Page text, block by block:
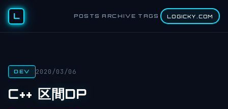
L POSTS ARCHIVE TAGS LOGICKY.COM
DEV 2020/03/06
C++ 区間DP